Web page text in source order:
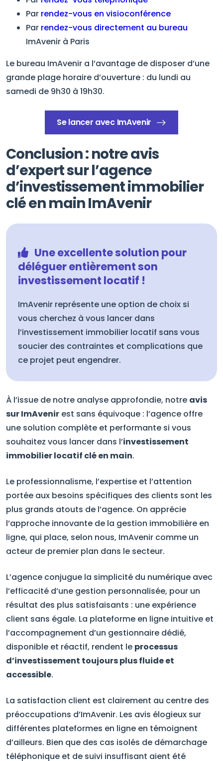
Par rendez-vous en visioconférence
Par rendez-vous directement au bureau
ImAvenir à Paris
Le bureau ImAvenir a l’avantage de disposer d’une
grande plage horaire d’ouverture : du lundi au
samedi de 9h30 à 19h30.
Se lancer avec ImAvenir
Conclusion : notre avis
d’expert sur l’agence
d’investissement immobilier
clé en main ImAvenir
Une excellente solution pour
déléguer entièrement son
investissement locatif !
ImAvenir représente une option de choix si
vous cherchez à vous lancer dans
l’investissement immobilier locatif sans vous
soucier des contraintes et complications que
ce projet peut engendrer.
À l’issue de notre analyse approfondie, notre avis
sur ImAvenir est sans équivoque : l’agence offre
une solution complète et performante si vous
souhaitez vous lancer dans l’investissement
immobilier locatif clé en main.
Le professionnalisme, l’expertise et l’attention
portée aux besoins spécifiques des clients sont les
plus grands atouts de l’agence. On apprécie
l’approche innovante de la gestion immobilière en
ligne, qui place, selon nous, ImAvenir comme un
acteur de premier plan dans le secteur.
L’agence conjugue la simplicité du numérique avec
l’efficacité d’une gestion personnalisée, pour un
résultat des plus satisfaisants : une expérience
client sans égale. La plateforme en ligne intuitive et
l’accompagnement d’un gestionnaire dédié,
disponible et réactif, rendent le processus
d’investissement toujours plus fluide et
accessible.
La satisfaction client est clairement au centre des
préoccupations d’ImAvenir. Les avis élogieux sur
différentes plateformes en ligne en témoignent
d’ailleurs. Bien que des cas isolés de démarchage
téléphonique et de suivi insuffisant aient été